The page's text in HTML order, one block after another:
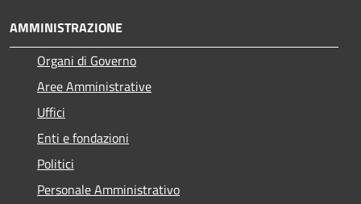
AMMINISTRAZIONE
Organi di Governo
Aree Amministrative
Uffici
Enti e fondazioni
Politici
Personale Amministrativo